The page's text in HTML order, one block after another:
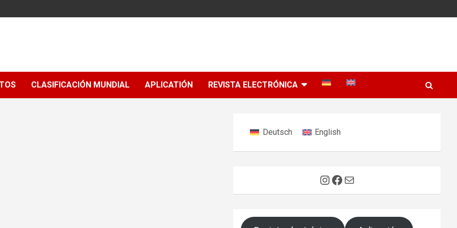
CLASIFICACIÓN MUNDIAL APLICATIÓN REVISTA ELECTRÓNICA
Deutsch English
Instagram
Facebook
Correo electrónico